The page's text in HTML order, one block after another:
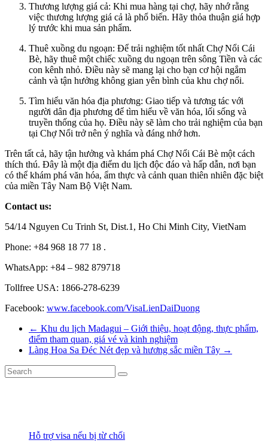
Thương lượng giá cả: Khi mua hàng tại chợ, hãy nhớ rằng
việc thương lượng giá cả là phổ biến. Hãy thỏa thuận giá hợp
lý trước khi mua sản phẩm.
Thuê xuồng du ngoạn: Để trải nghiệm tốt nhất Chợ Nổi Cái
Bè, hãy thuê một chiếc xuồng du ngoạn trên sông Tiền và các
con kênh nhỏ. Điều này sẽ mang lại cho bạn cơ hội ngắm
cảnh và tận hưởng không gian yên bình của khu chợ nổi.
Tìm hiểu văn hóa địa phương: Giao tiếp và tương tác với
người dân địa phương để tìm hiểu về văn hóa, lối sống và
truyền thống của họ. Điều này sẽ làm cho trải nghiệm của bạn
tại Chợ Nổi trở nên ý nghĩa và đáng nhớ hơn.
Trên tất cả, hãy tận hưởng và khám phá Chợ Nổi Cái Bè một cách
thích thú. Đây là một địa điểm du lịch độc đáo và hấp dẫn, nơi bạn
có thể khám phá văn hóa, ẩm thực và cảnh quan thiên nhiên đặc biệt
của miền Tây Nam Bộ Việt Nam.
Contact us:
54/14 Nguyen Cu Trinh St, Dist.1, Ho Chi Minh City, VietNam
Phone: +84 968 18 77 18 .
WhatsApp: +84 – 982 879718
Tollfree USA: 1866-278-6239
Facebook: www.facebook.com/VisaLienDaiDuong
← Khu du lịch Madagui – Giới thiệu, hoạt động, thực phẩm,
điểm tham quan, giá vé và kinh nghiệm
Làng Hoa Sa Đéc Nét đẹp và hương sắc miền Tây →
Hỗ trợ visa nếu bị từ chối